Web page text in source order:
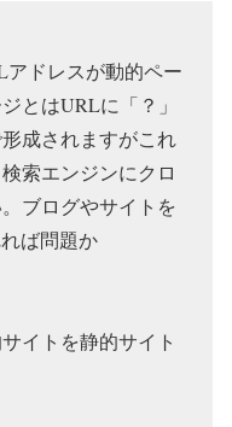
アドレスが動的ペー
とはURLに「？」
成されますがこれ
索エンジンにクロ
ブログやサイトを
ば問題か
イトを静的サイト